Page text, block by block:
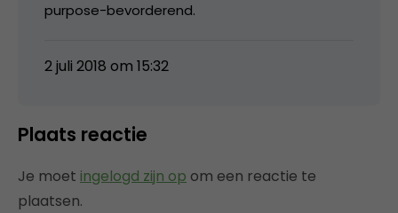
purpose-bevorderend.
2 juli 2018 om 15:32
Plaats reactie
Je moet ingelogd zijn op om een reactie te
plaatsen.